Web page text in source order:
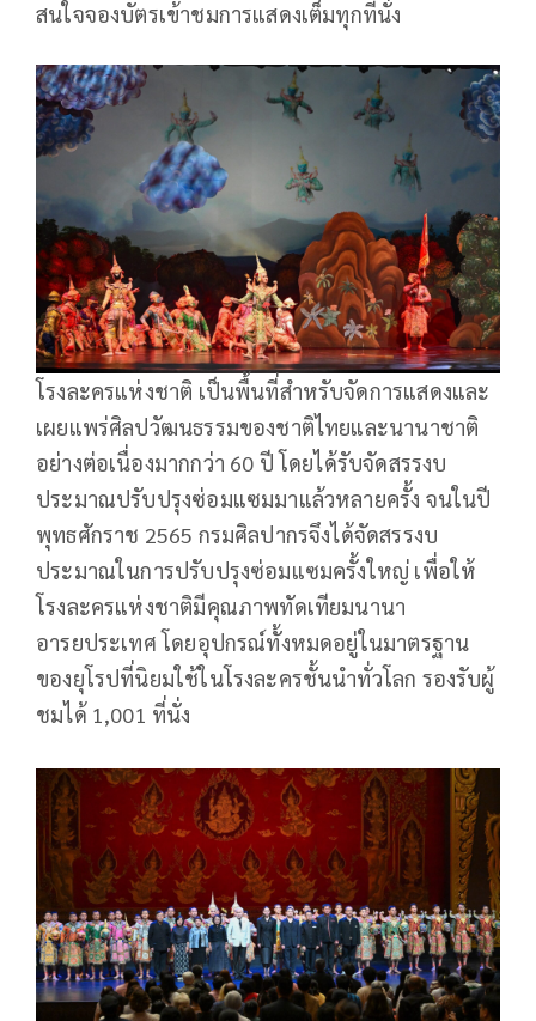
สนใจจองบัตรเข้าชมการแสดงเต็มทุกที่นั่ง
โรงละครแห่งชาติ เป็นพื้นที่สำหรับจัดการแสดงและ
เผยแพร่ศิลปวัฒนธรรมของชาติไทยและนานาชาติ
อย่างต่อเนื่องมากกว่า 60 ปี โดยได้รับจัดสรรงบ
ประมาณปรับปรุงซ่อมแซมมาแล้วหลายครั้ง จนในปี
พุทธศักราช 2565 กรมศิลปากรจึงได้จัดสรรงบ
ประมาณในการปรับปรุงซ่อมแซมครั้งใหญ่ เพื่อให้
โรงละครแห่งชาติมีคุณภาพทัดเทียมนานา
อารยประเทศ โดยอุปกรณ์ทั้งหมดอยู่ในมาตรฐาน
ของยุโรปที่นิยมใช้ในโรงละครชั้นนำทั่วโลก รองรับผู้
ชมได้ 1,001 ที่นั่ง